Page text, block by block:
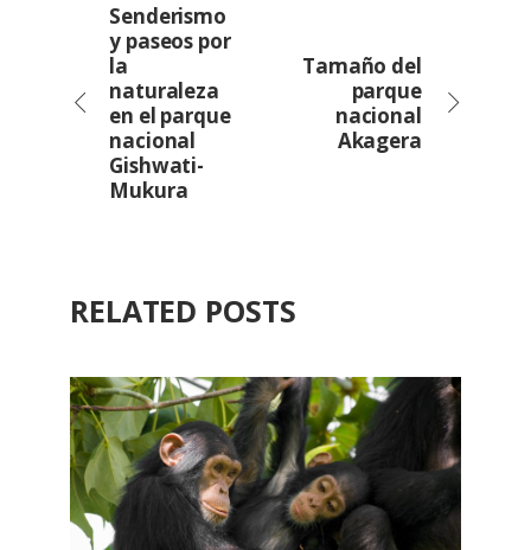
Senderismo
y paseos por
la
naturaleza
en el parque
nacional
Gishwati-
Mukura
Tamaño del
parque
nacional
Akagera
RELATED POSTS